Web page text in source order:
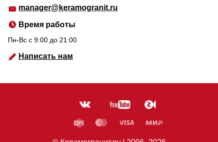
manager@keramogranit.ru
Время работы
Пн-Вс c 9:00 до 21:00
Написать нам